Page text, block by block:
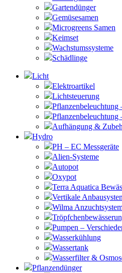
Gartendünger
Gemüsesamen
Microgreens Samen
Keimset
Wachstumssysteme
Schädlinge
Licht
Elektroartikel
Lichtsteuerung
Pflanzenbeleuchtung
Aufhängung &
Hydro
PH – EC Messgeräte
Alien-Systeme
Autopot
Oxypot
Terra Aquatica
Vertikale
Wilma
Pumpen –
Wasserkühlung
Wassertank
Wasserfilter &
Pflanzendünger